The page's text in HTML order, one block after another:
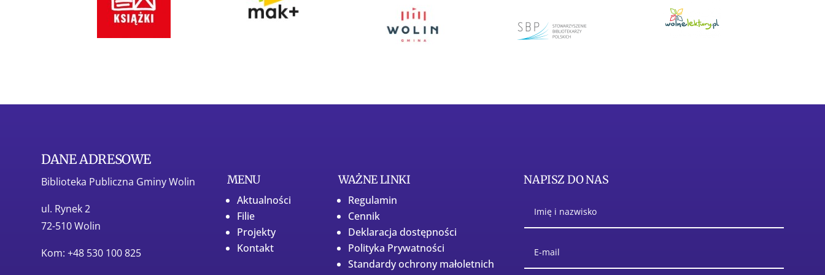
DANE ADRESOWE
Biblioteka Publiczna Gminy Wolin
ul. Rynek 2
72-510 Wolin
Kom: +48 530 100 825
MENU
Aktualności
Filie
Projekty
Kontakt
WAŻNE LINKI
Regulamin
Cennik
Deklaracja dostępności
Polityka Prywatności
Standardy ochrony małoletnich
NAPISZ DO NAS